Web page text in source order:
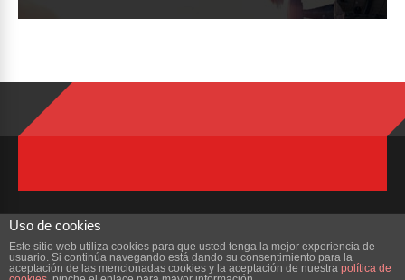
Copyright © 2023 ZonaMMORPG.com. Todos los derechos reservados
Uso de cookies
Este sitio web utiliza cookies para que usted tenga la mejor experiencia de
usuario. Si continúa navegando está dando su consentimiento para la
aceptación de las mencionadas cookies y la aceptación de nuestra política de